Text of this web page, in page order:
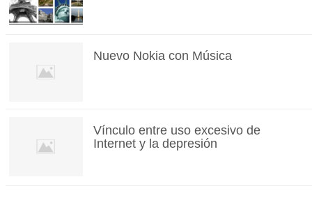
Nuevo Nokia con Música
Vínculo entre uso excesivo de
Internet y la depresión